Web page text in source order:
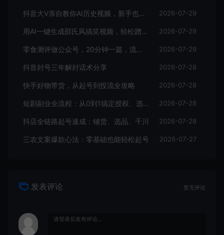
抖音大V亲自教你AI历史视频，新手也能日入四位数 2026-07-29
用AI一键生成邵氏风搞笑视频，轻松蹭热点还能带货 2026-07-29
零食测评做公众号，20分钟一篇，流量收益双稳 2026-07-29
抖音封号三年解封话术分享 2026-07-28
快手好物带货，从起号到投流全攻略 2026-07-28
短剧副业全流程：从0到1搞定授权、选剧、运营和剪辑 2026-07-28
抖店全链路起号速成：铺货、选品、千川 2026-07-28
三农文案爆款心法：零基础也能轻松起号 2026-07-27
发表评论 暂无评论